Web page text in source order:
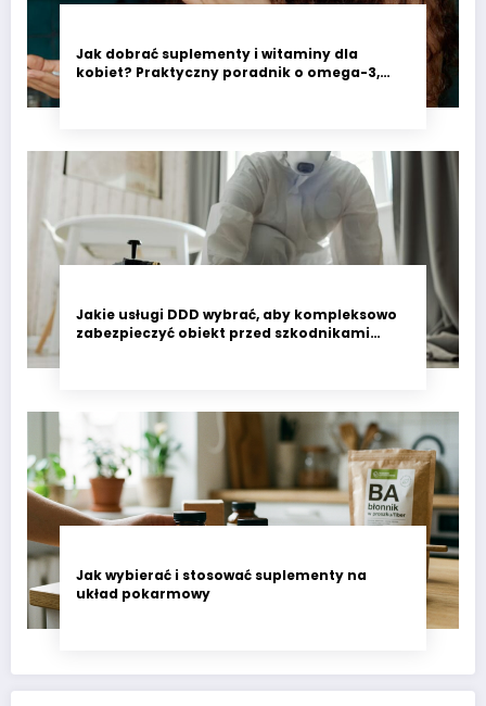
Jak dobrać suplementy i witaminy dla
kobiet? Praktyczny poradnik o omega-3,
Jakie usługi DDD wybrać, aby kompleksowo
zabezpieczyć obiekt przed szkodnikami
Jak wybierać i stosować suplementy na
układ pokarmowy